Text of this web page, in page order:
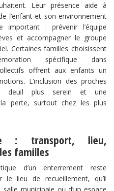
Leur présence aide à
l’enfant et son environnement
important : prévenir l’équipe
et accompagner le groupe
Certaines familles choisissent
spécifique dans
offrent aux enfants un
L’inclusion des proches
deuil plus serein et une
perte, surtout chez les plus
: transport, lieu,
familles
d’un enterrement reste
le lieu de recueillement, qu’il